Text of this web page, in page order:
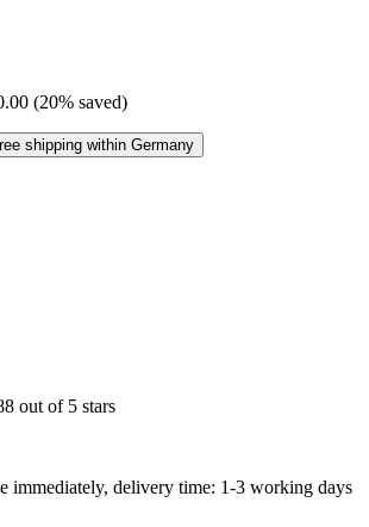
(20% saved)
shipping within Germany
out of 5 stars
immediately, delivery time: 1-3 working days